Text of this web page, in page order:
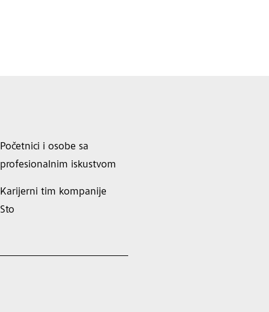
Početnici i osobe sa
profesionalnim iskustvom
Karijerni tim kompanije
Sto